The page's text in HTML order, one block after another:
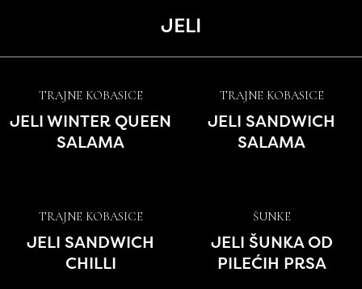
JELI
TRAJNE KOBASICE
JELI WINTER QUEEN
SALAMA
TRAJNE KOBASICE
JELI SANDWICH
SALAMA
TRAJNE KOBASICE
JELI SANDWICH
CHILLI
ŠUNKE
JELI ŠUNKA OD
PILEĆIH PRSA